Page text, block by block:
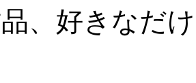
、好きなだ